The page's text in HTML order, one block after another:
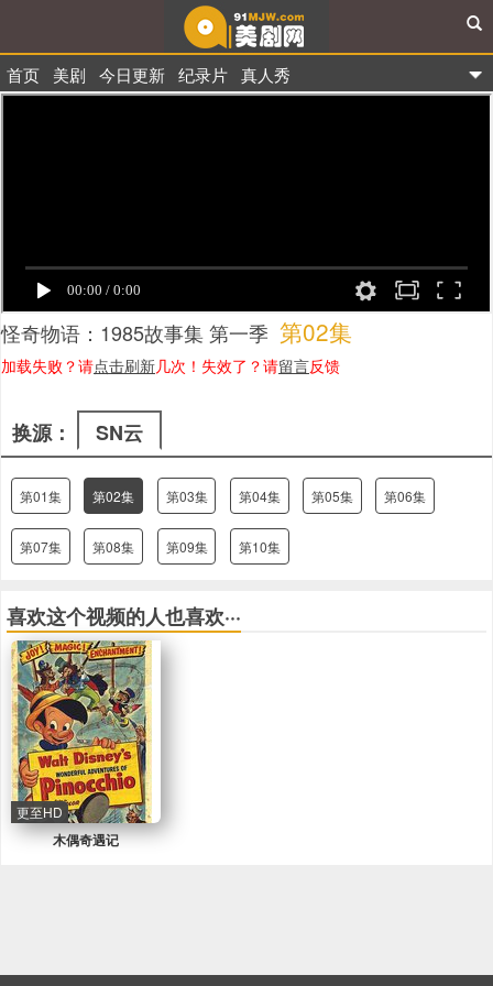
首页 美剧 今日更新 纪录片 真人秀
怪奇物语：1985故事集 第一季 第02集
加载失败？请点击刷新几次！失效了？请留言反馈
换源： SN云
第01集 第02集 第03集 第04集 第05集 第06集
第07集 第08集 第09集 第10集
喜欢这个视频的人也喜欢···
木偶奇遇记
更至HD